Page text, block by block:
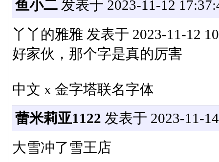
鱼小二发表于 2023-11-12
丫丫的雅雅 发表于 2023-11-12
好家伙，那个字是真的厉害
中文 x 金字塔联名字体
蕾米莉亚1122 发表于 2023-11-
大雪冲了雪王店